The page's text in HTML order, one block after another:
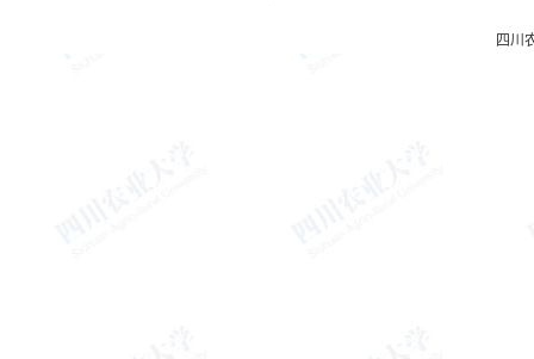
四川